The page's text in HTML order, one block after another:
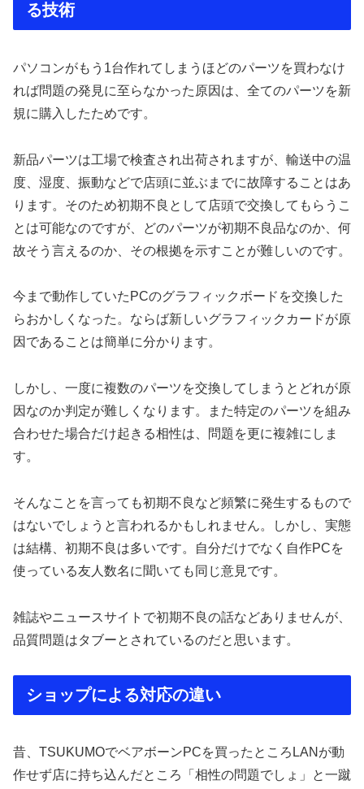
る技術
パソコンがもう1台作れてしまうほどのパーツを買わなけ
れば問題の発見に至らなかった原因は、全てのパーツを新
規に購入したためです。
新品パーツは工場で検査され出荷されますが、輸送中の温
度、湿度、振動などで店頭に並ぶまでに故障することはあ
ります。そのため初期不良として店頭で交換してもらうこ
とは可能なのですが、どのパーツが初期不良品なのか、何
故そう言えるのか、その根拠を示すことが難しいのです。
今まで動作していたPCのグラフィックボードを交換した
らおかしくなった。ならば新しいグラフィックカードが原
因であることは簡単に分かります。
しかし、一度に複数のパーツを交換してしまうとどれが原
因なのか判定が難しくなります。また特定のパーツを組み
合わせた場合だけ起きる相性は、問題を更に複雑にしま
す。
そんなことを言っても初期不良など頻繁に発生するもので
はないでしょうと言われるかもしれません。しかし、実態
は結構、初期不良は多いです。自分だけでなく自作PCを
使っている友人数名に聞いても同じ意見です。
雑誌やニュースサイトで初期不良の話などありませんが、
品質問題はタブーとされているのだと思います。
ショップによる対応の違い
昔、TSUKUMOでベアボーンPCを買ったところLANが動
作せず店に持ち込んだところ「相性の問題でしょ」と一蹴